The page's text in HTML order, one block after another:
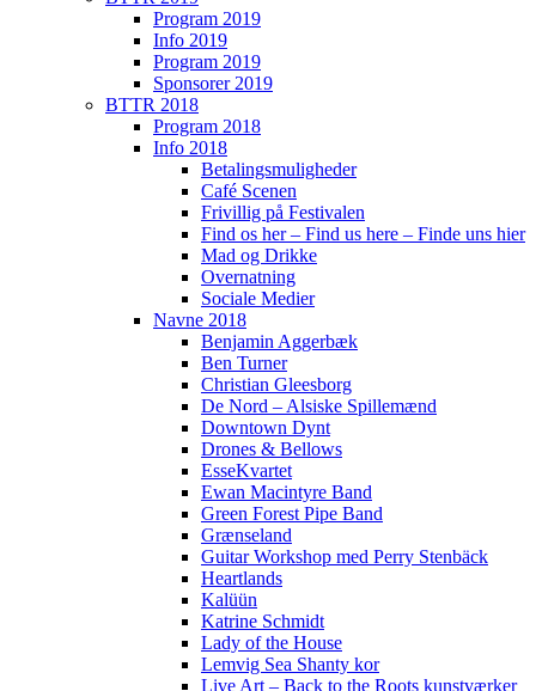
Program 2019
Info 2019
Program 2019
Sponsorer 2019
BTTR 2018
Program 2018
Info 2018
Betalingsmuligheder
Café Scenen
Frivillig på Festivalen
Find os her – Find us here – Finde uns hier
Mad og Drikke
Overnatning
Sociale Medier
Navne 2018
Benjamin Aggerbæk
Ben Turner
Christian Gleesborg
De Nord – Alsiske Spillemænd
Downtown Dynt
Drones & Bellows
EsseKvartet
Ewan Macintyre Band
Green Forest Pipe Band
Grænseland
Guitar Workshop med Perry Stenbäck
Heartlands
Kalüün
Katrine Schmidt
Lady of the House
Lemvig Sea Shanty kor
Live Art – Back to the Roots kunstværker